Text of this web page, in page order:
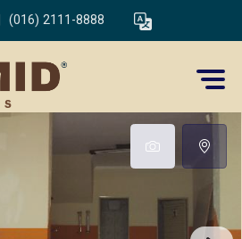
(016) 2111-8888